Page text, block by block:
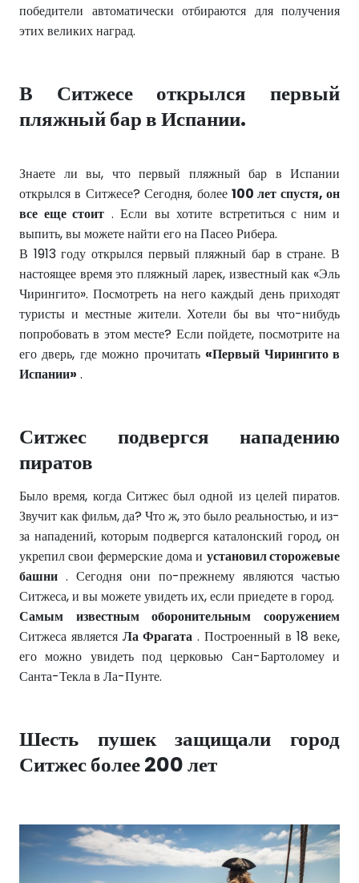
победители автоматически отбираются для получения
этих великих наград.
В Ситжесе открылся первый
пляжный бар в Испании.
Знаете ли вы, что первый пляжный бар в Испании
открылся в Ситжесе? Сегодня, более 100 лет спустя, он
все еще стоит . Если вы хотите встретиться с ним и
выпить, вы можете найти его на Пасео Рибера.
В 1913 году открылся первый пляжный бар в стране. В
настоящее время это пляжный ларек, известный как «Эль
Чирингито». Посмотреть на него каждый день приходят
туристы и местные жители. Хотели бы вы что-нибудь
попробовать в этом месте? Если пойдете, посмотрите на
его дверь, где можно прочитать «Первый Чирингито в
Испании» .
Ситжес подвергся нападению
пиратов
Было время, когда Ситжес был одной из целей пиратов.
Звучит как фильм, да? Что ж, это было реальностью, и из-
за нападений, которым подвергся каталонский город, он
укрепил свои фермерские дома и установил сторожевые
башни . Сегодня они по-прежнему являются частью
Ситжеса, и вы можете увидеть их, если приедете в город.
Самым известным оборонительным сооружением
Ситжеса является Ла Фрагата . Построенный в 18 веке,
его можно увидеть под церковью Сан-Бартоломеу и
Санта-Текла в Ла-Пунте.
Шесть пушек защищали город
Ситжес более 200 лет